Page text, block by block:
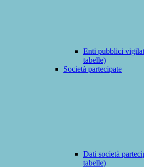
Enti pubblici
tabelle)
Società partecipate
Dati società
tabelle)